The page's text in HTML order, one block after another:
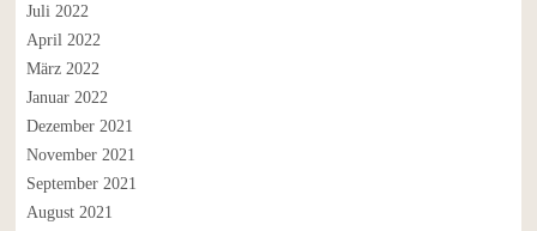
Juli 2022
April 2022
März 2022
Januar 2022
Dezember 2021
November 2021
September 2021
August 2021